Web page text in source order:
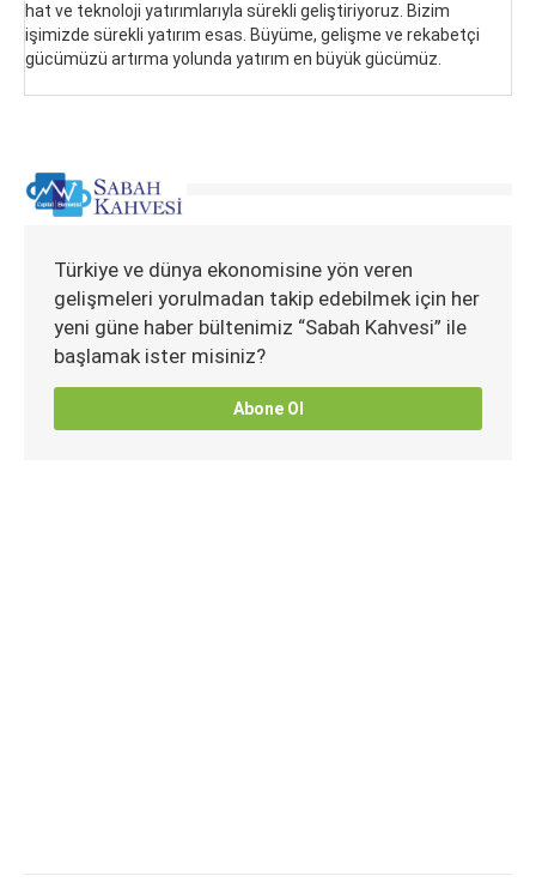
hat ve teknoloji yatırımlarıyla sürekli geliştiriyoruz. Bizim
işimizde sürekli yatırım esas. Büyüme, gelişme ve rekabetçi
gücümüzü artırma yolunda yatırım en büyük gücümüz.
Türkiye ve dünya ekonomisine yön veren
gelişmeleri yorulmadan takip edebilmek için her
yeni güne haber bültenimiz “Sabah Kahvesi” ile
başlamak ister misiniz?
Abone Ol